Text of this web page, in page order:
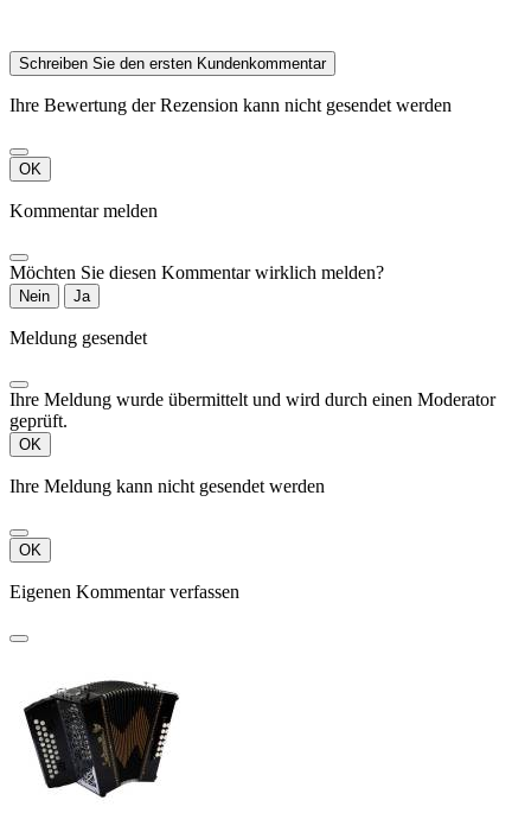
Schreiben Sie den ersten Kundenkommentar
Ihre Bewertung der Rezension kann nicht gesendet werden
OK
Kommentar melden
Möchten Sie diesen Kommentar wirklich melden?
Nein Ja
Meldung gesendet
Ihre Meldung wurde übermittelt und wird durch einen Moderator
geprüft.
OK
Ihre Meldung kann nicht gesendet werden
OK
Eigenen Kommentar verfassen